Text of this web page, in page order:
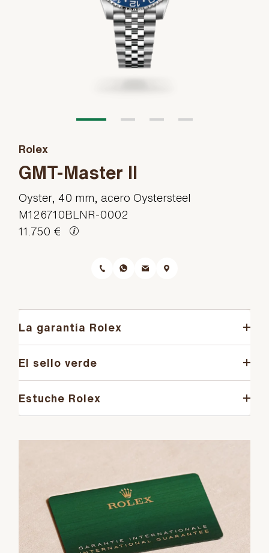
Rolex
GMT-Master II
Oyster, 40 mm, acero Oystersteel
M126710BLNR-0002
11.750 €
La garantía Rolex
El sello verde
Estuche Rolex